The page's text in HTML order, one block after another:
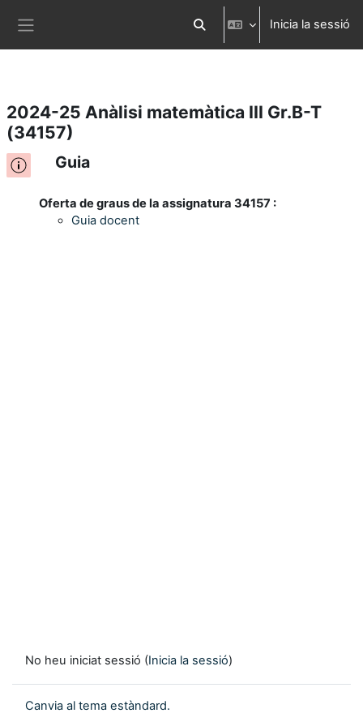
Ves al contingut principal Commuta l'entrada de la cerca
Inicia la sessió
2024-25 Anàlisi matemàtica III Gr.B-T
(34157)
Guia
Oferta de graus de la assignatura 34157 :
Guia docent
No heu iniciat sessió (Inicia la sessió)
Canvia al tema estàndard.